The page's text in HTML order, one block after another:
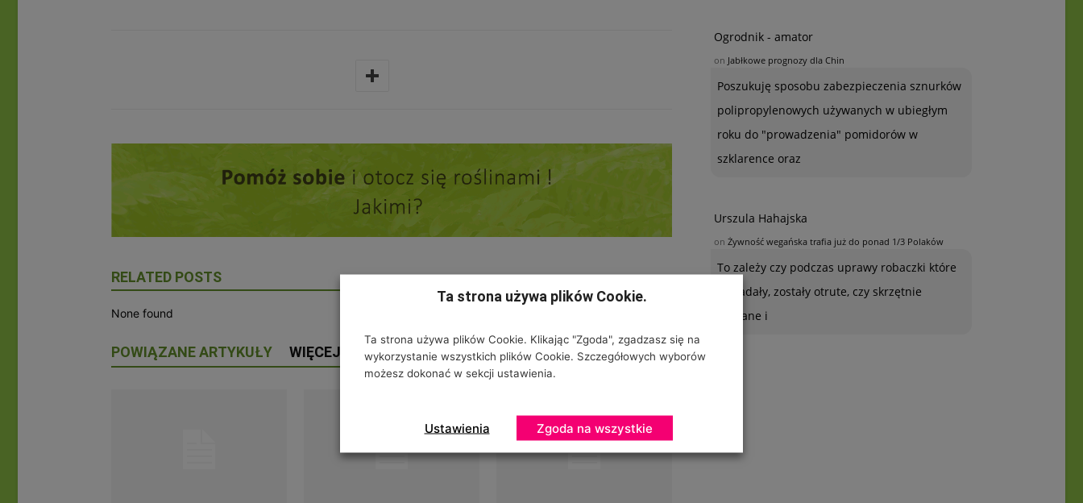
RELATED POSTS
None found
POWIĄZANE ARTYKUŁY WIĘCEJ OD AUTORA
Ogrodnik - amator
on Jabłkowe prognozy dla Chin
Poszukuję sposobu zabezpieczenia sznurków
polipropylenowych używanych w ubiegłym
roku do "prowadzenia" pomidorów w
szklarence oraz
Urszula Hahajska
on Żywność wegańska trafia już do ponad 1/3 Polaków
To zależy czy podczas uprawy robaczki które
ją zjadały, zostały otrute, czy skrzętnie
zebrane i
Ta strona używa plików Cookie.
Ta strona używa plików Cookie. Klikając "Zgoda", zgadzasz się na
wykorzystanie wszystkich plików Cookie. Szczegółowych wyborów
możesz dokonać w sekcji ustawienia.
Ustawienia Zgoda na wszystkie